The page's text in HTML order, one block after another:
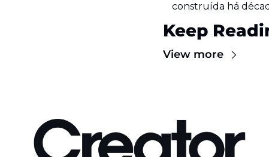
construída há
Keep
View more